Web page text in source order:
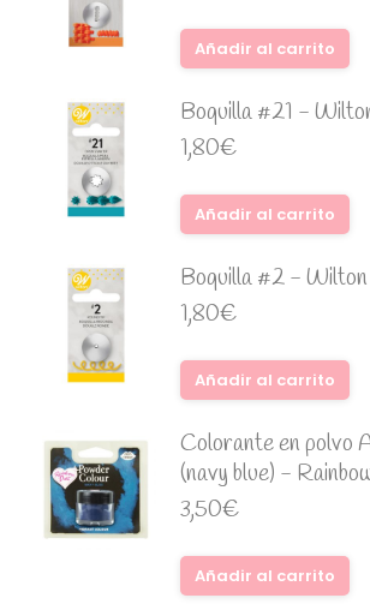
Añadir al carrito
Boquilla #21 -
1,80€
Añadir al carrito
Boquilla #2 - Wilton
1,80€
Añadir al carrito
Colorante en polvo
(navy blue) -
3,50€
Añadir al carrito